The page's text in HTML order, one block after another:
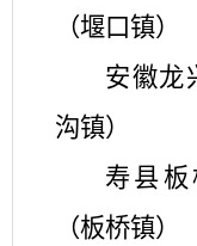
（堰口镇）
安徽龙
沟镇）
寿县
（板桥镇）